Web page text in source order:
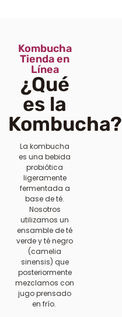
Kombucha
Tienda en
Línea
¿Qué
es la
Kombucha?
La kombucha
es una bebida
probiótica
ligeramente
fermentada a
base de té.
Nosotros
utilizamos un
ensamble de té
verde y té negro
(camelia
sinensis) que
posteriormente
mezclamos con
jugo prensado
en frío.